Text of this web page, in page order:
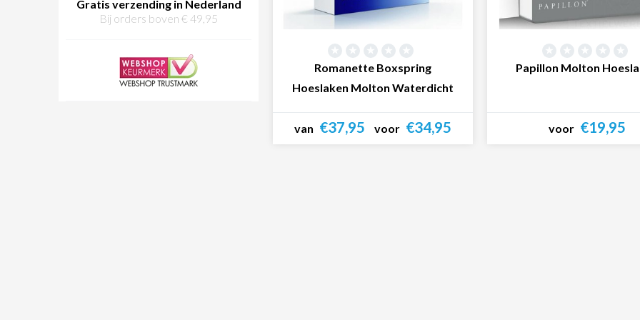
Gratis verzending in Nederland
Bij orders boven € 49,95
Romanette Boxspring
Hoeslaken Molton Waterdicht
van €37,95 voor €34,95
Papillon Molton
voor €19,95